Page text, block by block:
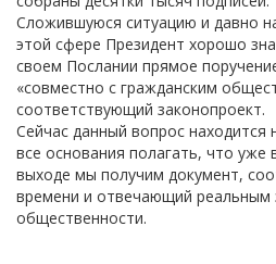
Сложившуюся ситуацию и давно
этой сфере Президент хорошо
своем Послании прямое
«совместно с гражданским
соответствующий законопроект.
Сейчас данный вопрос находится
все основания полагать, что
выходе мы получим документ,
времени и отвечающий реальным
общественности.